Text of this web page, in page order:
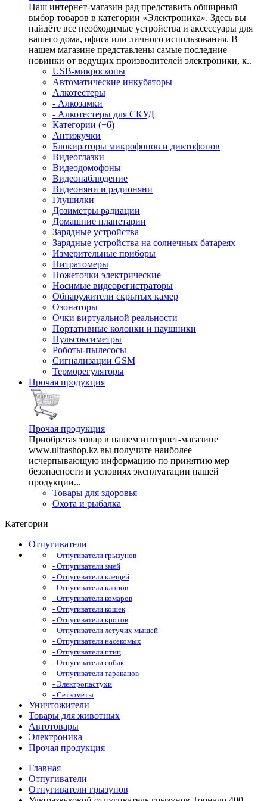
Наш интернет-магазин рад представить обширный
выбор товаров в категории «Электроника». Здесь вы
найдёте все необходимые устройства и аксессуары для
вашего дома, офиса или личного использования. В
нашем магазине представлены самые последние
новинки от ведущих производителей электроники, к..
USB-микроскопы
Автоматические инкубаторы
Алкотестеры
- Алкозамки
- Алкотестеры для СКУД
Категории (+6)
Антижучки
Блокираторы микрофонов и диктофонов
Видеоглазки
Видеодомофоны
Видеонаблюдение
Видеоняни и радионяни
Глушилки
Дозиметры радиации
Домашние планетарии
Зарядные устройства
Зарядные устройства на солнечных батареях
Измерительные приборы
Нитратомеры
Ножеточки электрические
Носимые видеорегистраторы
Обнаружители скрытых камер
Озонаторы
Очки виртуальной реальности
Портативные колонки и наушники
Пульсоксиметры
Роботы-пылесосы
Сигнализации GSM
Терморегуляторы
Прочая продукция
Прочая продукция
Приобретая товар в нашем интернет-магазине
www.ultrashop.kz вы получите наиболее
исчерпывающую информацию по принятию мер
безопасности и условиях эксплуатации нашей
продукции...
Товары для здоровья
Охота и рыбалка
Категории
Отпугиватели
- Отпугиватели грызунов
- Отпугиватели змей
- Отпугиватели клещей
- Отпугиватели клопов
- Отпугиватели комаров
- Отпугиватели кошек
- Отпугиватели кротов
- Отпугиватели летучих мышей
- Отпугиватели насекомых
- Отпугиватели птиц
- Отпугиватели собак
- Отпугиватели тараканов
- Электропастухи
- Сеткомёты
Уничтожители
Товары для животных
Автотовары
Электроника
Прочая продукция
Главная
Отпугиватели
Отпугиватели грызунов